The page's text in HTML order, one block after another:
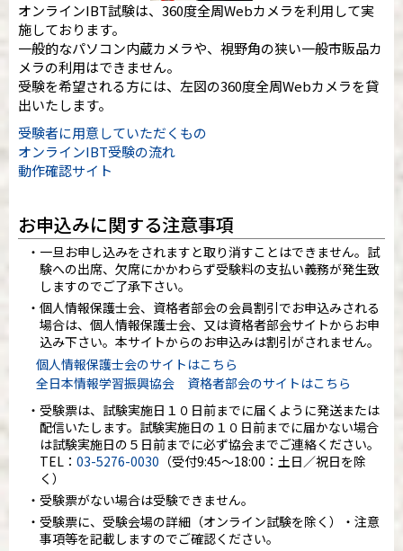
オンラインIBT試験は、360度全周Webカメラを利用して実
施しております。
一般的なパソコン内蔵カメラや、視野角の狭い一般市販品カ
メラの利用はできません。
受験を希望される方には、左図の360度全周Webカメラを貸
出いたします。
受験者に用意していただくもの
オンラインIBT受験の流れ
動作確認サイト
お申込みに関する注意事項
一旦お申し込みをされますと取り消すことはできません。試
験への出席、欠席にかかわらず受験料の支払い義務が発生致
しますのでご了承下さい。
個人情報保護士会、資格者部会の会員割引でお申込みされる
場合は、個人情報保護士会、又は資格者部会サイトからお申
込み下さい。本サイトからのお申込みは割引がされません。
個人情報保護士会のサイトはこちら
全日本情報学習振興協会 資格者部会のサイトはこちら
受験票は、試験実施日１０日前までに届くように発送または
配信いたします。試験実施日の１０日前までに届かない場合
は試験実施日の５日前までに必ず協会までご連絡ください。
TEL： 03-5276-0030 （受付9:45～18:00：土日／祝日を除
く）
受験票がない場合は受験できません。
受験票に、受験会場の詳細（オンライン試験を除く）・注意
事項等を記載しますのでご確認ください。